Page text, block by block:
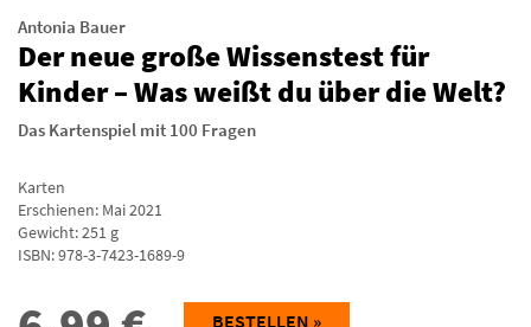
Antonia Bauer
Der neue große Wissenstest für
Kinder – Was weißt du über die Welt?
Das Kartenspiel mit 100 Fragen
Karten
Erschienen: Mai 2021
Gewicht: 251 g
ISBN:978-3-7423-1689-9
BESTELLEN »